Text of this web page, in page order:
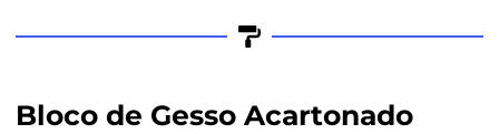
Bloco de Gesso Acartonado